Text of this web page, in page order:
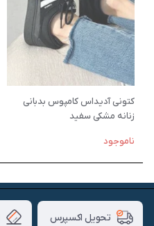
کتونی آدیداس کامپوس بدبانی
زنانه مشکی سفید
ناموجود
تحویل اکسپرس